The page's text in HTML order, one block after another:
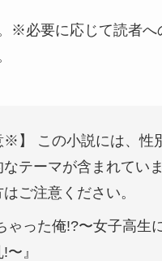
※必要に応じて読者へ
※】 この小説には、性
テーマが含まれていま
ご注意ください。
ゃった俺!?〜女子高生
』